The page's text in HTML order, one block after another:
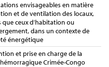
envisageables en matière
et de ventilation des locaux,
que ceux d’habitation ou
dans un contexte de
énergétique
et prise en charge de la
Crimée-Congo